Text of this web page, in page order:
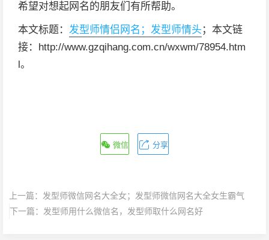
希望对想起网名的朋友们有所帮助。
本文标题： 发型师情侣网名；发型师情头 ；本文链
接：http://www.gzqihang.com.cn/wxwm/78954.htm
l。
微信 分享
上一篇：
发型师微信网名大全女；发型师微信网名大全女生霸气
下一篇：
发型师用什么微信名，发型师取什么网名好